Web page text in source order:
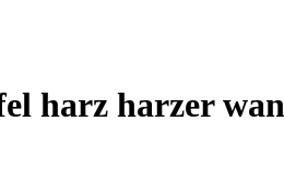
harz harzer